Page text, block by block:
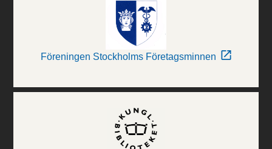
Föreningen Stockholms Företagsminnen